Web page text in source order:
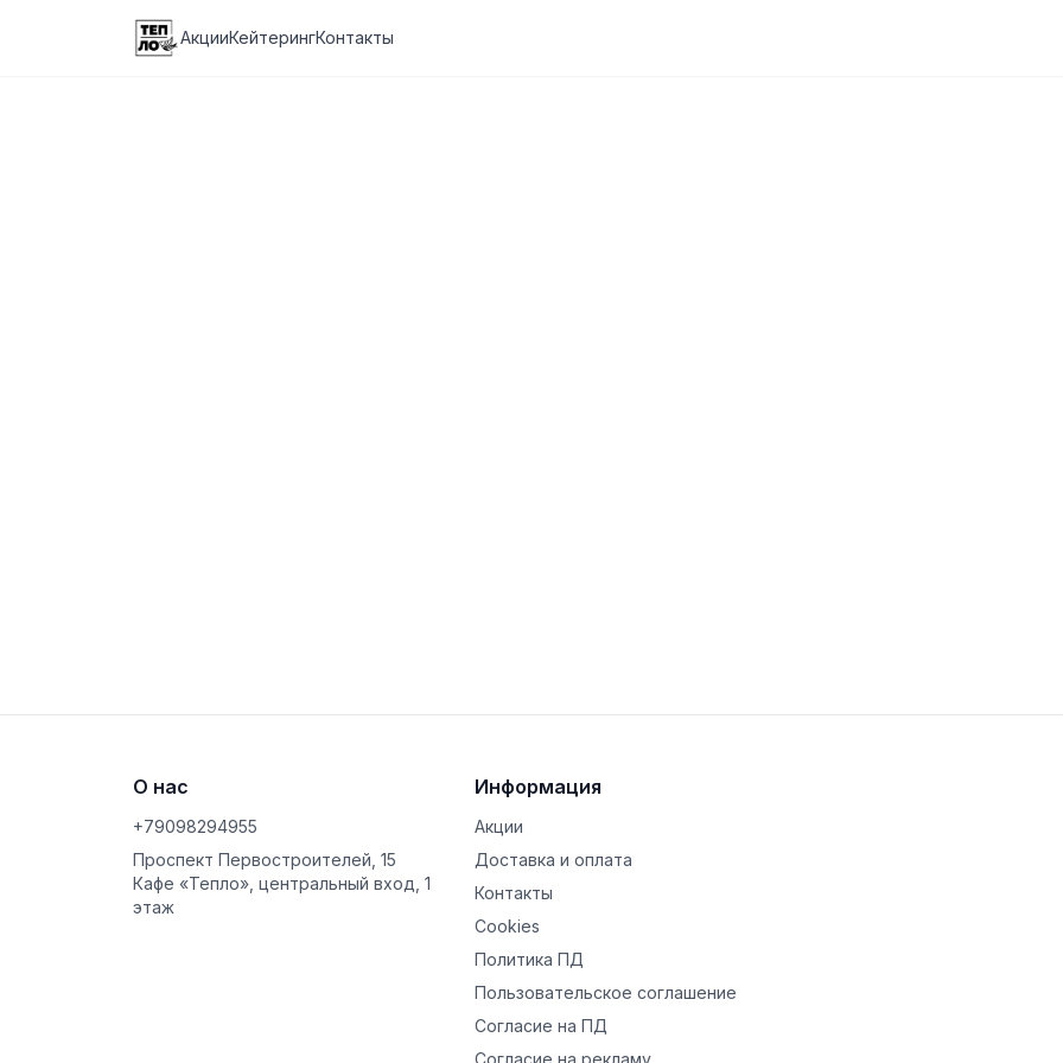
АкцииКейтерингКонтакты
О нас
+79098294955
Проспект Первостроителей, 15
Кафе «Тепло», центральный вход, 1
этаж
Информация
Акции
Доставка и оплата
Контакты
Cookies
Политика ПД
Пользовательское соглашение
Согласие на ПД
Согласие на рекламу